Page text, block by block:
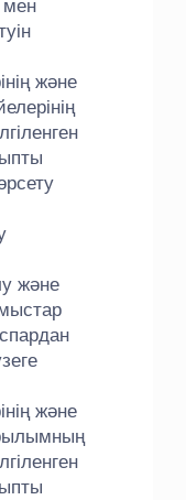
мен
және
және
және